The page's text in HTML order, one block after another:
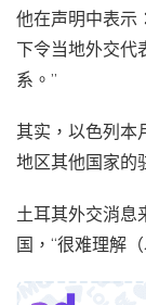
他在声明中表示
下令当地外交代
系。”
其实，以色列本
地区其他国家的
土耳其外交消息
国，“很难理解